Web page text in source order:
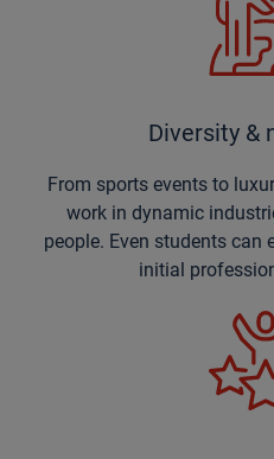
Diversity &
From sports events to
work in dynamic
people. Even students can
initial